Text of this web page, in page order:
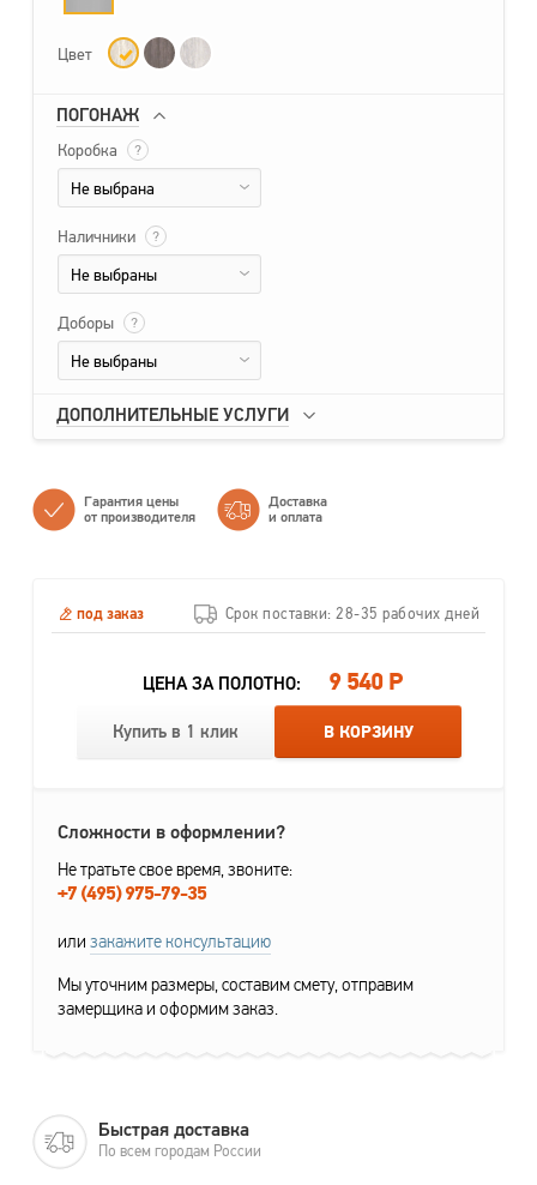
Цвет
ПОГОНАЖ
Коробка ?
Не выбрана
Наличники ?
Не выбраны
Доборы ?
Не выбраны
ДОПОЛНИТЕЛЬНЫЕ УСЛУГИ
Гарантия цены
от производителя
Доставка
и оплата
под заказ Срок поставки: 28-35 рабочих дней
ЦЕНА ЗА ПОЛОТНО: 9 540 Р
Купить в 1 клик В КОРЗИНУ
Сложности в оформлении?
Не тратьте свое время, звоните:
+7 (495) 975-79-35
или закажите консультацию
Мы уточним размеры, составим смету, отправим
замерщика и оформим заказ.
Быстрая доставка
По всем городам России